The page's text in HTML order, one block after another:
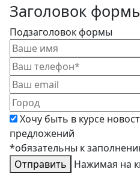
Заголовок
Подзаголовок формы
Хочу быть в курсе
предложений
*обязательны к
Отправить
Нажимая на